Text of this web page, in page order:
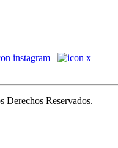
Derechos Reservados.